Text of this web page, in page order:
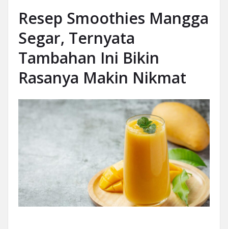
Resep Smoothies Mangga
Segar, Ternyata
Tambahan Ini Bikin
Rasanya Makin Nikmat